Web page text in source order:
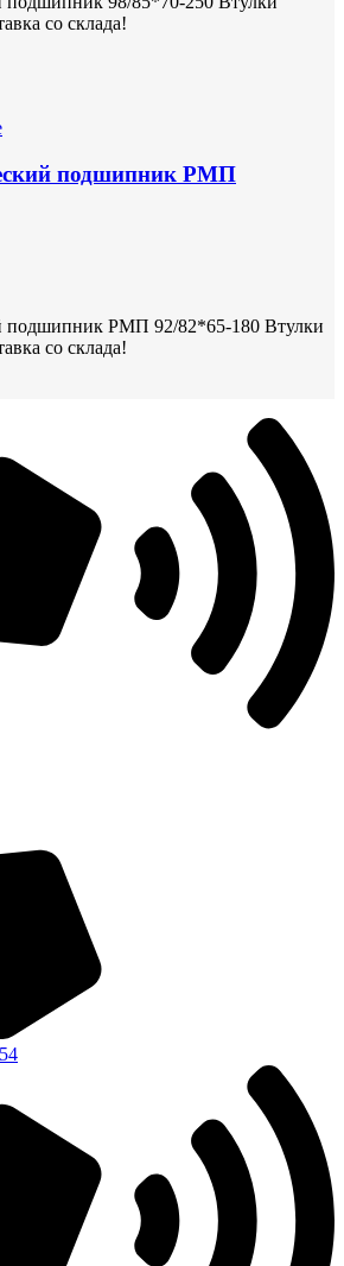
со склада!
подшипник РМП
подшипник РМП 92/82*65-180 Втулки
со склада!